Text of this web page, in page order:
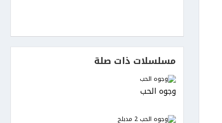
مسلسلات ذات صلة
وجوه الحب